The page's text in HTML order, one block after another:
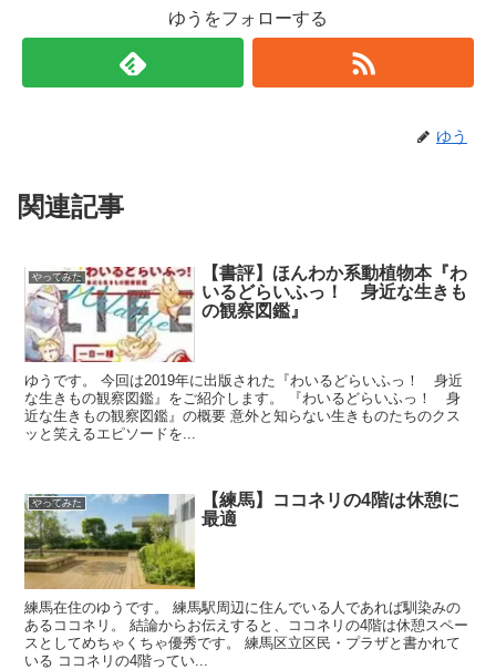
ゆうをフォローする
ゆう
関連記事
やってみた
【書評】ほんわか系動植物本『わ
いるどらいふっ！ 身近な生きも
の観察図鑑』
ゆうです。 今回は2019年に出版された『わいるどらいふっ！ 身近
な生きもの観察図鑑』をご紹介します。 『わいるどらいふっ！ 身
近な生きもの観察図鑑』の概要 意外と知らない生きものたちのクス
ッと笑えるエピソードを...
やってみた
【練馬】ココネリの4階は休憩に
最適
練馬在住のゆうです。 練馬駅周辺に住んでいる人であれば馴染みの
あるココネリ。 結論からお伝えすると、ココネリの4階は休憩スペー
スとしてめちゃくちゃ優秀です。 練馬区立区民・プラザと書かれて
いる ココネリの4階ってい...